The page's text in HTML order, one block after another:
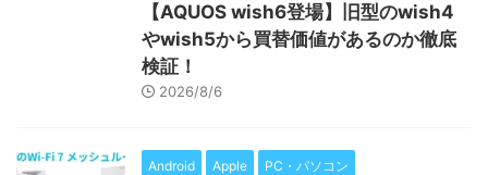
【AQUOS wish6登場】旧型のwish4
やwish5から買替価値があるのか徹底
検証！
2026/8/6
Android Apple PC・パソコン